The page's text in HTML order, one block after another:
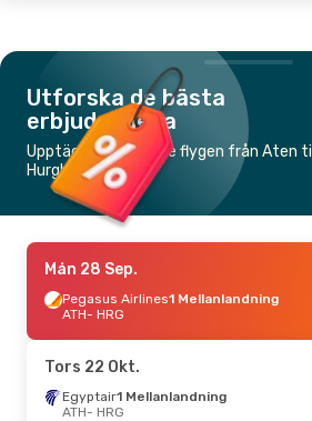
Utforska de bästa
erbjudandena
Upptäck de billigaste flygen från Aten till
Hurghada
Mån 28 Sep.
Pegasus Airlines1 Mellanlandning
ATH- HRG
Tors 22 Okt.
Egyptair1 Mellanlandning
ATH- HRG